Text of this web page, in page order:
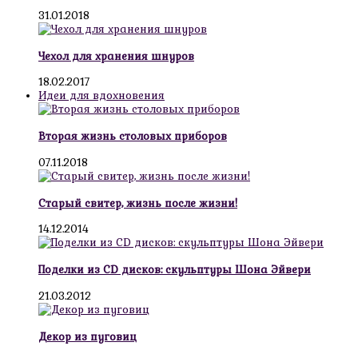
31.01.2018
Чехол для хранения шнуров
18.02.2017
Идеи для вдохновения
Вторая жизнь столовых приборов
07.11.2018
Старый свитер, жизнь после жизни!
14.12.2014
Поделки из CD дисков: скульптуры Шона Эйвери
21.03.2012
Декор из пуговиц